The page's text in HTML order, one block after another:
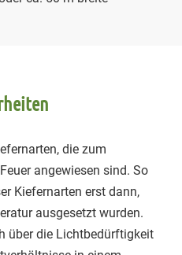
die zum
angewiesen sind. So
Kiefernarten erst dann,
ausgesetzt wurden.
über die Lichtbedürftigkeit